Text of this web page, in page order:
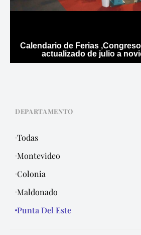
Calendario de Ferias
actualizado de julio a
DEPARTAMENTO
Todas
Montevideo
Colonia
Maldonado
Punta Del Este